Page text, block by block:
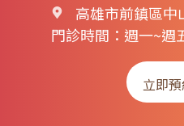
高雄市前鎮區中
門診時間：週一~週
立即